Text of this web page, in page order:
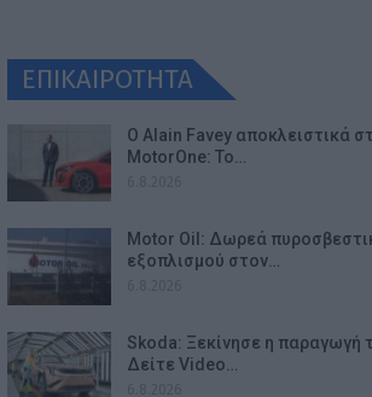
ΕΠΙΚΑΙΡΟΤΗΤΑ
Ο Alain Favey αποκλειστικά
MotorOne: Το…
Motor Oil: Δωρεά
εξοπλισμού στον…
Skoda: Ξεκίνησε η παραγωγή
Δείτε Video…